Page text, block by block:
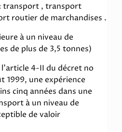
transport , transport
routier de marchandises .
à un niveau de
de plus de 3,5 tonnes)
l'article 4-II du décret no
1999, une expérience
cinq années dans une
à un niveau de
de valoir